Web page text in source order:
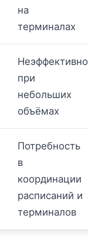
на
терминалах
Неэффективно
при
небольших
объёмах
Потребность
в
координации
расписаний и
терминалов